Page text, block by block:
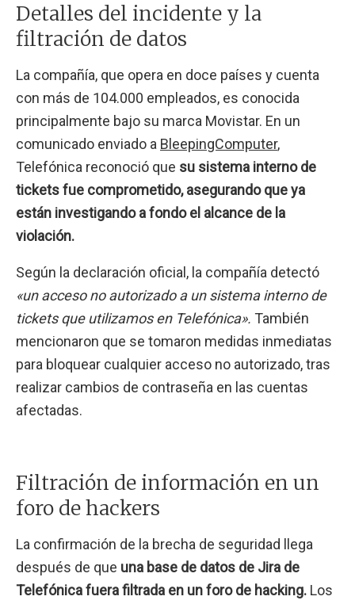
Detalles del incidente y la
filtración de datos
La compañía, que opera en doce países y cuenta
con más de 104.000 empleados, es conocida
principalmente bajo su marca Movistar. En un
comunicado enviado a BleepingComputer,
Telefónica reconoció que su sistema interno de
tickets fue comprometido, asegurando que ya
están investigando a fondo el alcance de la
violación.
Según la declaración oficial, la compañía detectó
«un acceso no autorizado a un sistema interno de
tickets que utilizamos en Telefónica». También
mencionaron que se tomaron medidas inmediatas
para bloquear cualquier acceso no autorizado, tras
realizar cambios de contraseña en las cuentas
afectadas.
Filtración de información en un
foro de hackers
La confirmación de la brecha de seguridad llega
después de que una base de datos de Jira de
Telefónica fuera filtrada en un foro de hacking. Los